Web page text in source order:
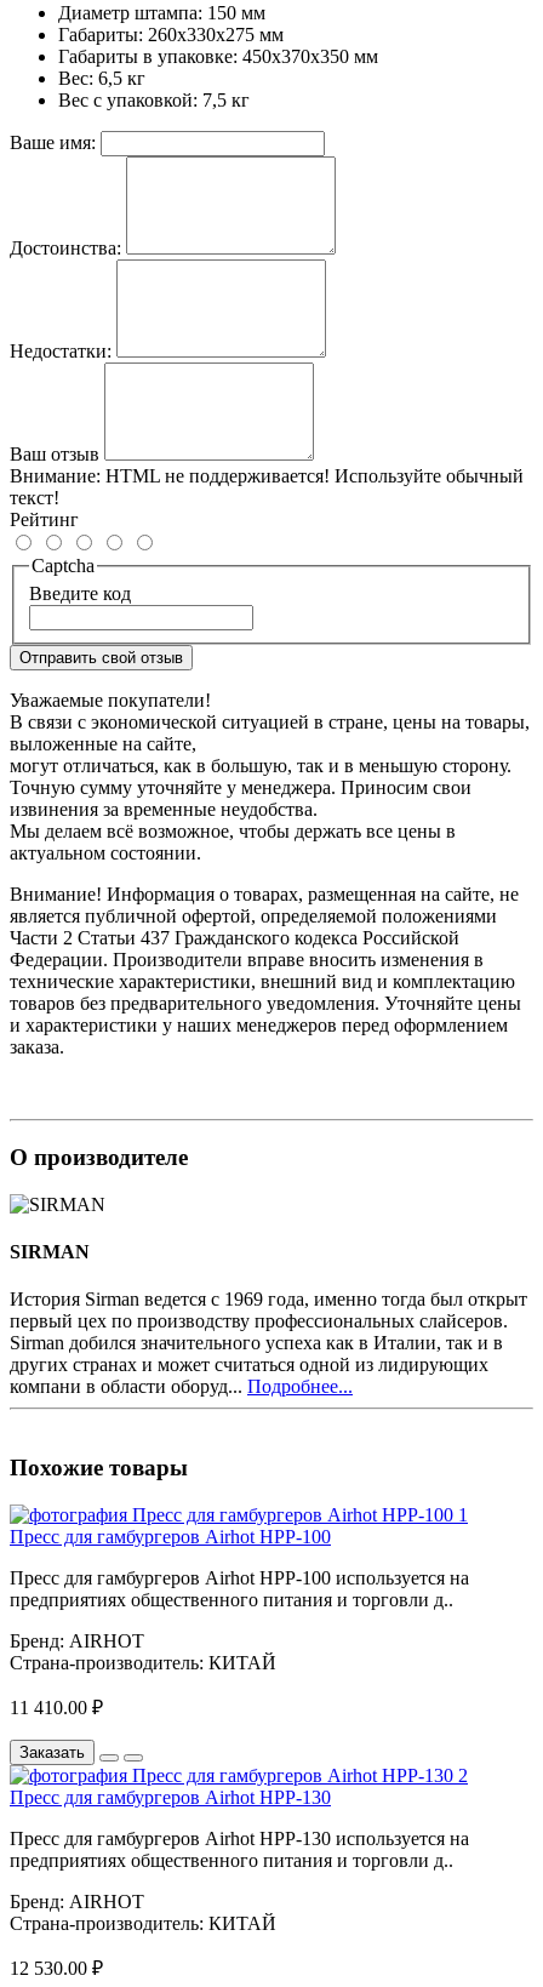
Диаметр штампа: 150 мм
Габариты: 260х330х275 мм
Габариты в упаковке: 450x370x350 мм
Вес: 6,5 кг
Вес с упаковкой: 7,5 кг
Ваше имя:
Достоинства:
Недостатки:
Ваш отзыв
Внимание: HTML не поддерживается! Используйте обычный
текст!
Рейтинг
Captcha
Введите код
Отправить свой отзыв
Уважаемые покупатели!
В связи с экономической ситуацией в стране, цены на товары,
выложенные на сайте,
могут отличаться, как в большую, так и в меньшую сторону.
Точную сумму уточняйте у менеджера. Приносим свои
извинения за временные неудобства.
Мы делаем всё возможное, чтобы держать все цены в
актуальном состоянии.
Внимание! Информация о товарах, размещенная на сайте, не
является публичной офертой, определяемой положениями
Части 2 Статьи 437 Гражданского кодекса Российской
Федерации. Производители вправе вносить изменения в
технические характеристики, внешний вид и комплектацию
товаров без предварительного уведомления. Уточняйте цены
и характеристики у наших менеджеров перед оформлением
заказа.
О производителе
SIRMAN
История Sirman ведется с 1969 года, именно тогда был открыт
первый цех по производству профессиональных слайсеров.
Sirman добился значительного успеха как в Италии, так и в
других странах и может считаться одной из лидирующих
компани в области оборуд... Подробнее...
Похожие товары
Пресс для гамбургеров Airhot HPP-100
Пресс для гамбургеров Airhot HPP-100 используется на
предприятиях общественного питания и торговли д..
Бренд: AIRHOT
Страна-производитель: КИТАЙ
11 410.00 ₽
Заказать
Пресс для гамбургеров Airhot HPP-130
Пресс для гамбургеров Airhot HPP-130 используется на
предприятиях общественного питания и торговли д..
Бренд: AIRHOT
Страна-производитель: КИТАЙ
12 530.00 ₽